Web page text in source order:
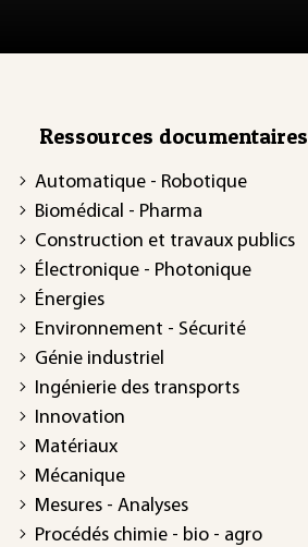
Ressources documentaires
Automatique - Robotique
Biomédical - Pharma
Construction et travaux publics
Électronique - Photonique
Énergies
Environnement - Sécurité
Génie industriel
Ingénierie des transports
Innovation
Matériaux
Mécanique
Mesures - Analyses
Procédés chimie - bio - agro